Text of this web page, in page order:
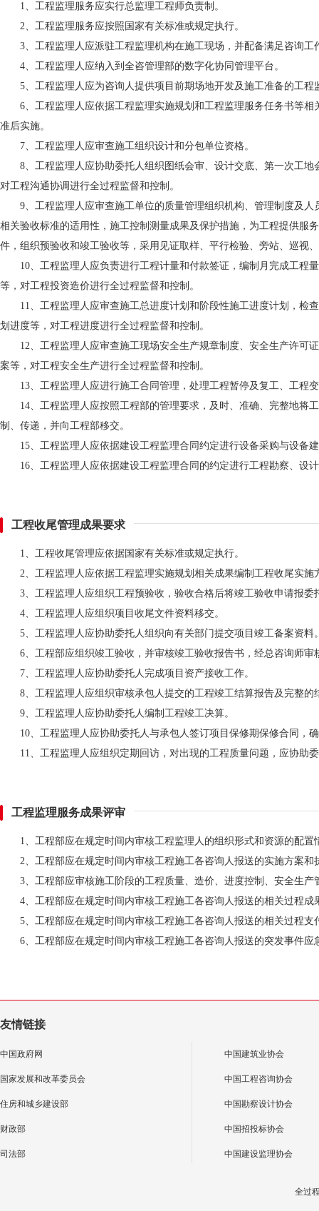
1、工程监理服务应实行总监理工程师负责制。
2、工程监理服务应按照国家有关标准或规定执行。
3、工程监理人应派驻工程监理机构在施工现场，并配备满足咨询工
4、工程监理人应纳入到全咨管理部的数字化协同管理平台。
5、工程监理人应为咨询人提供项目前期场地开发及施工准备的工程
6、工程监理人应依据工程监理实施规划和工程监理服务任务书等
准后实施。
7、工程监理人应审查施工组织设计和分包单位资格。
8、工程监理人应协助委托人组织图纸会审、设计交底、第一次工
对工程沟通协调进行全过程监督和控制。
9、工程监理人应审查施工单位的质量管理组织机构、管理制度及
相关验收标准的适用性，施工控制测量成果及保护措施，为工程提供服
件，组织预验收和竣工验收等，采用见证取样、平行检验、旁站、巡视
10、工程监理人应负责进行工程计量和付款签证，编制月完成工程
等，对工程投资造价进行全过程监督和控制。
11、工程监理人应审查施工总进度计划和阶段性施工进度计划，检
划进度等，对工程进度进行全过程监督和控制。
12、工程监理人应审查施工现场安全生产规章制度、安全生产许可
案等，对工程安全生产进行全过程监督和控制。
13、工程监理人应进行施工合同管理，处理工程暂停及复工、工程
14、工程监理人应按照工程部的管理要求，及时、准确、完整地将
制、传递，并向工程部移交。
15、工程监理人应依据建设工程监理合同约定进行设备采购与设备
16、工程监理人应依据建设工程监理合同的约定进行工程勘察、设
工程收尾管理成果要求
1、工程收尾管理应依据国家有关标准或规定执行。
2、工程监理人应依据工程监理实施规划相关成果编制工程收尾实
3、工程监理人应组织工程预验收，验收合格后将竣工验收申请报委
4、工程监理人应组织项目收尾文件资料移交。
5、工程监理人应协助委托人组织向有关部门提交项目竣工备案资料
6、工程部应组织竣工验收，并审核竣工验收报告书，经总咨询师审
7、工程监理人应协助委托人完成项目资产接收工作。
8、工程监理人应组织审核承包人提交的工程竣工结算报告及完整
9、工程监理人应协助委托人编制工程竣工决算。
10、工程监理人应协助委托人与承包人签订项目保修期保修合同，
11、工程监理人应组织定期回访，对出现的工程质量问题，应协助
工程监理服务成果评审
1、工程部应在规定时间内审核工程监理人的组织形式和资源的配置
2、工程部应在规定时间内审核工程施工各咨询人报送的实施方案和
3、工程部应审核施工阶段的工程质量、造价、进度控制、安全生产
4、工程部应在规定时间内审核工程施工各咨询人报送的相关过程成
5、工程部应在规定时间内审核工程施工各咨询人报送的相关过程支
6、工程部应在规定时间内审核工程施工各咨询人报送的突发事件应
友情链接
中国政府网
国家发展和改革委员会
住房和城乡建设部
财政部
司法部
中国建筑业协会
中国工程咨询协会
中国勘察设计协会
中国招投标协会
中国建设监理协会
全过